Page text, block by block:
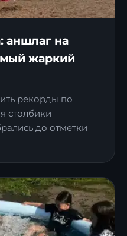
аншлаг на
жаркий
рекорды по
столбики
до отметки